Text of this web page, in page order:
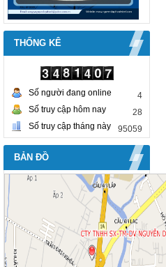
THỐNG KÊ
Số người đang online
4
Số truy cập hôm nay
28
Số truy cập tháng này
95059
BẢN ĐỒ